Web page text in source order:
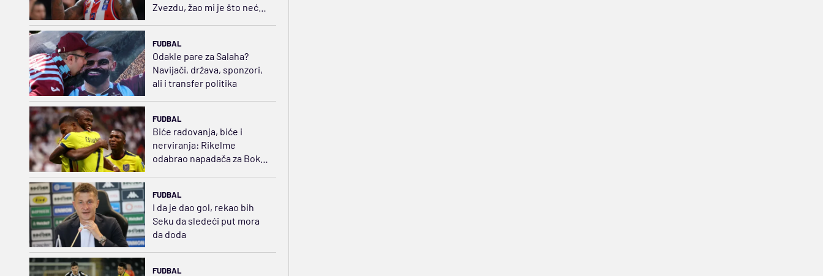
Zvezdu, žao mi je što neće
FUDBAL
Odakle pare za Salaha?
Navijači, država, sponzori,
ali i transfer politika
FUDBAL
Biće radovanja, biće i
nerviranja: Rikelme
odabrao napadača za Boku
FUDBAL
I da je dao gol, rekao bih
Seku da sledeći put mora
da doda
FUDBAL